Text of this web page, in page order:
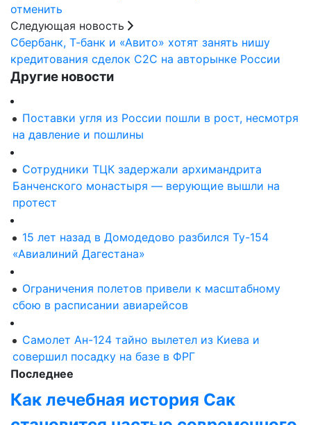
отменить
Следующая новость
Сбербанк, Т-банк и «Авито» хотят занять нишу
кредитования сделок С2С на авторынке России
Другие новости
Поставки угля из России пошли в рост, несмотря
на давление и пошлины
Сотрудники ТЦК задержали архимандрита
Банченского монастыря — верующие вышли на
протест
15 лет назад в Домодедово разбился Ту-154
«Авиалиний Дагестана»
Ограничения полетов привели к масштабному
сбою в расписании авиарейсов
Самолет Ан-124 тайно вылетел из Киева и
совершил посадку на базе в ФРГ
Последнее
Как лечебная история Сак